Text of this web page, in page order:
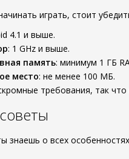
играть, стоит
4.1 и выше.
: 1 GHz и выше.
память: минимум 1 ГБ
место: не менее 100 МБ.
требования, так
знаешь о всех